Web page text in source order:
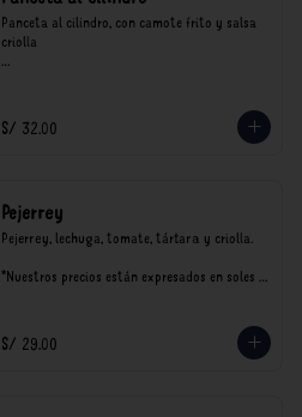
Panceta al cilindro, con camote frito y salsa
criolla
consumo.
S/ 32.00
Pejerrey
Pejerrey, lechuga, tomate, tártara y criolla.
*Nuestros precios están expresados en soles e
S/ 29.00